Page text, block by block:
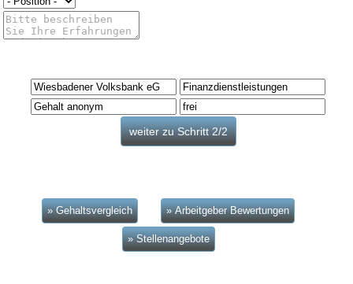
» Gehaltsvergleich » Arbeitgeber Bewertungen
» Stellenangebote